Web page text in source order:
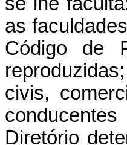
as
Código de
civis,
Diretório